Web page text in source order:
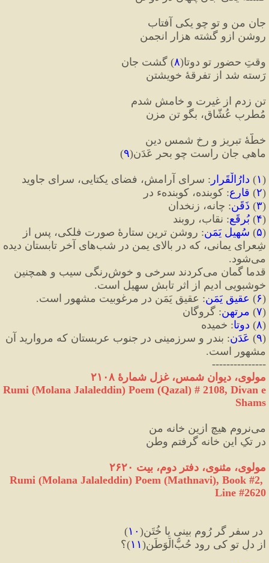
جان من و تو چو یکی آفتاب
روشن ازو گشته هزار انجمن
وقتِ حضورِ تو دوتا(۸) گشت جان
رَسته شد از تفرقهٔ خویشتن
تن زدم از غیرت و خامش شدم
مُطربِ عُشّاق، بگو تن مزن
خطّهٔ تبریز و رخِ شمسِ دین
ماهیِ جان راست چو بحرِ عَدَن(۹)
(۱) دارُالْقَرار : سرای آرامش، فضای یکتایی، سرای جاوید
(۲) قارِع: کوبنده، کوبندهء در
(۳) ذَقَن: چانه، زنخدان
(۴) بُرقَع: نقاب، روبند
(۵) سُهيل یَمَن:
می‌شود.
خوشبویی ادیم از اثر تابش سهیل است.
(۶) عقیقِ یَمَن: عقیقِ یَمَن در مرغوبیت مشهور است.
(۷) مرتهن: گروگان
(۸) دوتا: خمیده
(۹) عَدَن:
مشهور است.
---------------
مولوی، دیوان شمس، غزل شمارهٔ ۲۱۰۸
Rumi (Molana Jalaleddin) Poem (Qazal) # 2108, Divan e
Shams
می‌نروم هیچ ازین خانه من
در تکِ این خانه گرفتم وطن
مولوی، مثنوی، دفتر دوم، بیت ۲۶۲۰
Rumi (Molana Jalaleddin) Poem (Mathnavi), Book #2,
Line #2620
در سفر گر رُوم بینی یا خُتَن( ۱۰)
از دلِ تو کی رود حُبُّ‌الْوَطَن
(۱۱)؟‏